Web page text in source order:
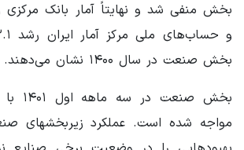
بخش صنعت در سال ۱۴۰۰ نشان می‌دهند.